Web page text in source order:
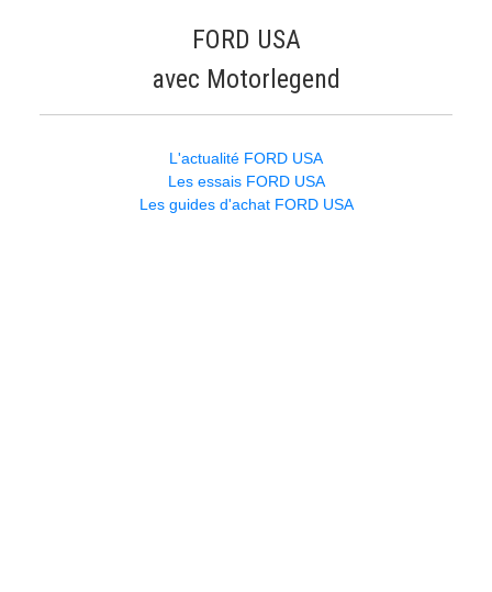
FORD USA
avec Motorlegend
L'actualité FORD USA
Les essais FORD USA
Les guides d'achat FORD USA